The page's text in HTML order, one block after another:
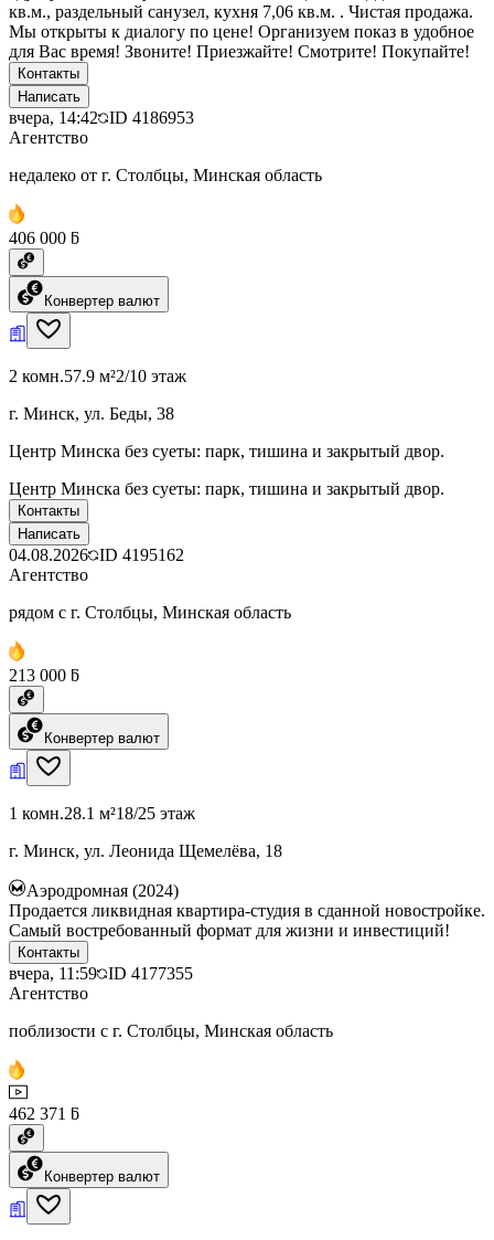
кв.м., раздельный санузел, кухня 7,06 кв.м. . Чистая продажа.
Мы открыты к диалогу по цене! Организуем показ в удобное
для Вас время! Звоните! Приезжайте! Смотрите! Покупайте!
Контакты
Написать
вчера, 14:42 ID 4186953
Агентство
недалеко от г. Столбцы, Минская область
406 000 ƃ
Конвертер валют
2 комн.57.9 м²2/10 этаж
г. Минск, ул. Беды, 38
Центр Минска без суеты: парк, тишина и закрытый двор.
Центр Минска без суеты: парк, тишина и закрытый двор.
Контакты
Написать
04.08.2026 ID 4195162
Агентство
рядом с г. Столбцы, Минская область
213 000 ƃ
Конвертер валют
1 комн.28.1 м²18/25 этаж
г. Минск, ул. Леонида Щемелёва, 18
Аэродромная (2024)
Продается ликвидная квартира-студия в сданной новостройке.
Самый востребованный формат для жизни и инвестиций!
Контакты
вчера, 11:59 ID 4177355
Агентство
поблизости с г. Столбцы, Минская область
462 371 ƃ
Конвертер валют